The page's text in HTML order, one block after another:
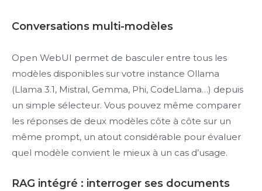
Conversations multi-modèles
Open WebUI permet de basculer entre tous les
modèles disponibles sur votre instance Ollama
(Llama 3.1, Mistral, Gemma, Phi, CodeLlama…) depuis
un simple sélecteur. Vous pouvez même comparer
les réponses de deux modèles côte à côte sur un
même prompt, un atout considérable pour évaluer
quel modèle convient le mieux à un cas d’usage.
RAG intégré : interroger ses documents